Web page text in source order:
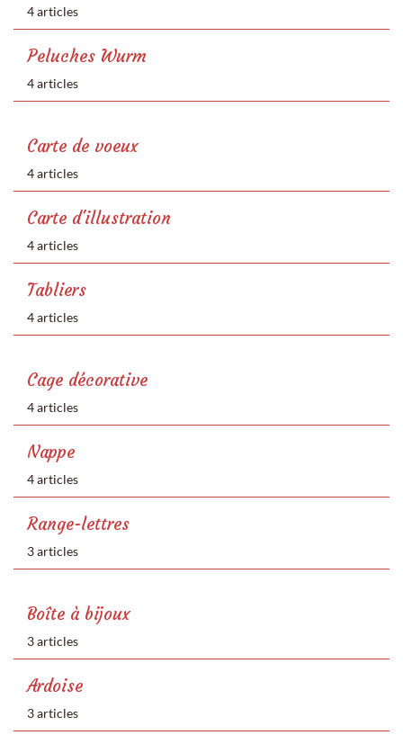
4 articles
Peluches Wurm
4 articles
Carte de voeux
4 articles
Carte d'illustration
4 articles
Tabliers
4 articles
Cage décorative
4 articles
Nappe
4 articles
Range-lettres
3 articles
Boîte à bijoux
3 articles
Ardoise
3 articles